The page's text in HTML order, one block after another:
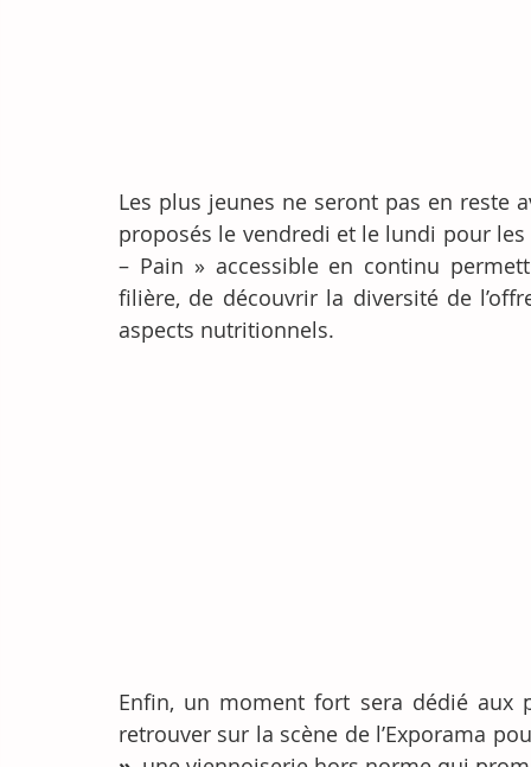
Les plus jeunes ne seront pas en reste
proposés le vendredi et le lundi pour
– Pain » accessible en continu
filière, de découvrir la diversité de
aspects nutritionnels.
Enfin, un moment fort sera dédié aux
retrouver sur la scène de l’Exporama